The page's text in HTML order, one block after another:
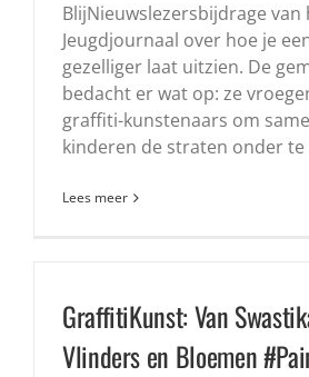
BlijNieuwslezersbijdrage van
Jeugdjournaal over hoe je
gezelliger laat uitzien. De
bedacht er wat op: ze
graffiti-kunstenaars om
kinderen de straten onder te
Lees meer
GraffitiKunst: Van
Vlinders en Bloemen